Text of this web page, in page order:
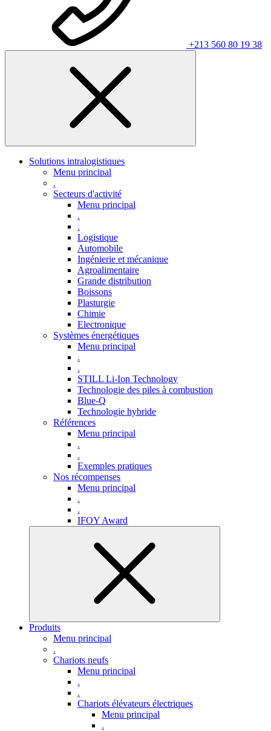
+213 560 80 19 38
Solutions intralogistiques
Menu principal
.
Secteurs d'activité
Menu principal
.
.
Logistique
Automobile
Ingénierie et mécanique
Agroalimentaire
Grande distribution
Boissons
Plasturgie
Chimie
Electronique
Systèmes énergétiques
Menu principal
.
.
STILL Li-Ion Technology
Technologie des piles à combustion
Blue-Q
Technologie hybride
Références
Menu principal
.
.
Exemples pratiques
Nos récompenses
Menu principal
.
.
IFOY Award
Produits
Menu principal
.
Chariots neufs
Menu principal
.
.
Chariots élévateurs électriques
Menu principal
.